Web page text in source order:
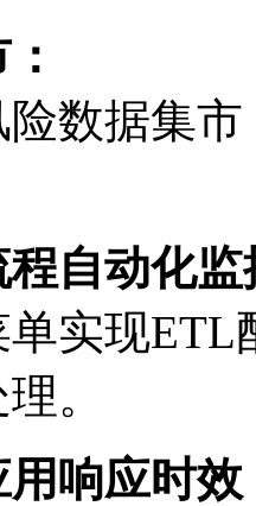
数据集市
自动化监控
实现ETL配
。
响应时效